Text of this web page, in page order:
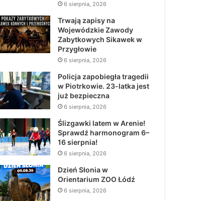
6 sierpnia, 2026
Trwają zapisy na
Wojewódzkie Zawody
Zabytkowych Sikawek w
Przygłowie
6 sierpnia, 2026
Policja zapobiegła tragedii
w Piotrkowie. 23-latka jest
już bezpieczna
6 sierpnia, 2026
Ślizgawki latem w Arenie!
Sprawdź harmonogram 6–
16 sierpnia!
6 sierpnia, 2026
Dzień Słonia w
Orientarium ZOO Łódź
6 sierpnia, 2026